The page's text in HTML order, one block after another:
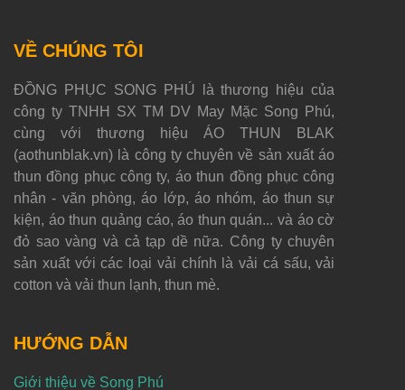
VỀ CHÚNG TÔI
ĐỒNG PHỤC SONG PHÚ là thương hiệu của
công ty TNHH SX TM DV May Mặc Song Phú,
cùng với thương hiệu ÁO THUN BLAK
(aothunblak.vn) là công ty chuyên về sản xuất áo
thun đồng phục công ty, áo thun đồng phục công
nhân - văn phòng, áo lớp, áo nhóm, áo thun sự
kiện, áo thun quảng cáo, áo thun quán... và áo cờ
đỏ sao vàng và cả tạp dề nữa. Công ty chuyên
sản xuất với các loại vải chính là vải cá sấu, vải
cotton và vải thun lạnh, thun mè.
HƯỚNG DẪN
Giới thiệu về Song Phú